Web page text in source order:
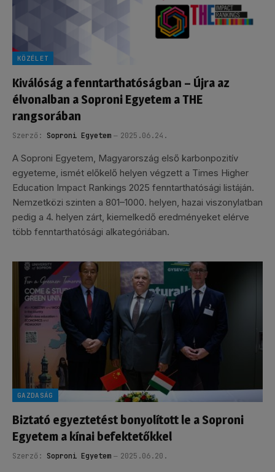
KÖZÉLET
Kiválóság a fenntarthatóságban – Újra az
élvonalban a Soproni Egyetem a THE
rangsorában
Szerző: Soproni Egyetem 2025.06.24.
A Soproni Egyetem, Magyarország első karbonpozitív
egyeteme, ismét előkelő helyen végzett a Times Higher
Education Impact Rankings 2025 fenntarthatósági listáján.
Nemzetközi szinten a 801–1000. helyen, hazai viszonylatban
pedig a 4. helyen zárt, kiemelkedő eredményeket elérve
több fenntarthatósági alkategóriában.
GAZDASÁG
Biztató egyeztetést bonyolított le a Soproni
Egyetem a kínai befektetőkkel
Szerző: Soproni Egyetem 2025.06.20.